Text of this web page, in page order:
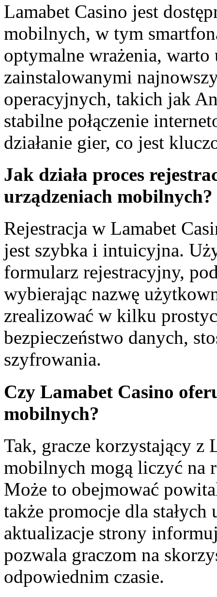
Lamabet Casino jest
mobilnych, w tym
optymalne wrażenia,
zainstalowanymi
operacyjnych, takich jak
stabilne połączenie
działanie gier, co jest
Jak działa proces
urządzeniach mobilnych?
Rejestracja w Lamabet
jest szybka i intuicyjna.
formularz rejestracyjny,
wybierając nazwę
zrealizować w kilku
bezpieczeństwo danych,
szyfrowania.
Czy Lamabet Casino
mobilnych?
Tak, gracze korzystający z
mobilnych mogą liczyć na
Może to obejmować
także promocje dla
aktualizacje strony
pozwala graczom na
odpowiednim czasie.